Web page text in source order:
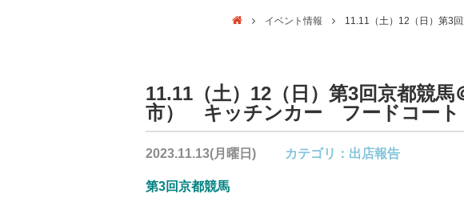
イベント情報 11.11（土）12（日）第3
11.11（土）12（日）第3回京都競
市） キッチンカー フードコート
2023.11.13(月曜日) カテゴリ： 出店報告
第3回京都競馬